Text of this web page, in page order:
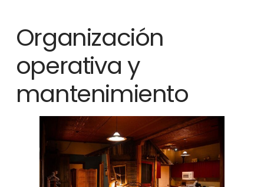
Organización
operativa y
mantenimiento